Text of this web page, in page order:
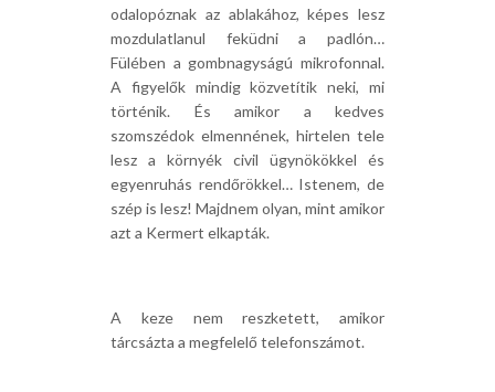
odalopóznak az ablakához, képes lesz
mozdulatlanul feküdni a padlón…
Fülében a gombnagyságú mikrofonnal.
A figyelők mindig közvetítik neki, mi
történik. És amikor a kedves
szomszédok elmennének, hirtelen tele
lesz a környék civil ügynökökkel és
egyenruhás rendőrökkel… Istenem, de
szép is lesz! Majdnem olyan, mint amikor
azt a Kermert elkapták.
A keze nem reszketett, amikor
tárcsázta a megfelelő telefonszámot.